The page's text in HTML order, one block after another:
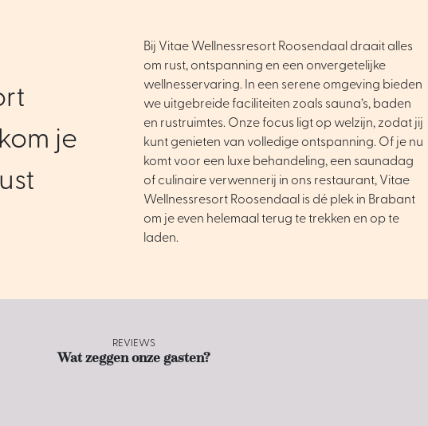
je
Bij Vitae Wellnessresort Roosendaal draait alles
om rust, ontspanning en een onvergetelijke
wellnesservaring. In een serene omgeving bieden
we uitgebreide faciliteiten zoals sauna’s, baden
en rustruimtes. Onze focus ligt op welzijn, zodat jij
kunt genieten van volledige ontspanning. Of je nu
komt voor een luxe behandeling, een saunadag
of culinaire verwennerij in ons restaurant, Vitae
Wellnessresort Roosendaal is dé plek in Brabant
om je even helemaal terug te trekken en op te
laden.
REVIEWS
Wat zeggen onze gasten?